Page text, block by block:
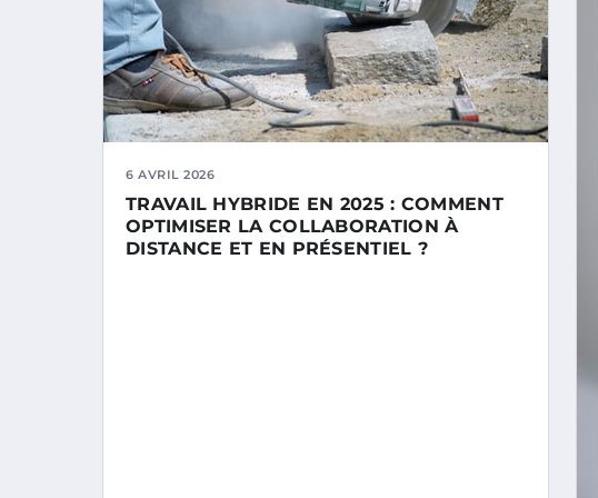
6 AVRIL 2026
TRAVAIL HYBRIDE EN 2025 : COMMENT
OPTIMISER LA COLLABORATION À
DISTANCE ET EN PRÉSENTIEL ?